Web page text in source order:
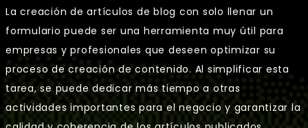
La creación de artículos de blog con solo llenar un
formulario puede ser una herramienta muy útil para
empresas y profesionales que deseen optimizar su
proceso de creación de contenido. Al simplificar esta
tarea, se puede dedicar más tiempo a otras
actividades importantes para el negocio y garantizar la